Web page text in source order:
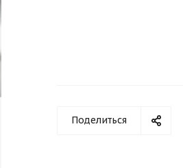
Поделиться